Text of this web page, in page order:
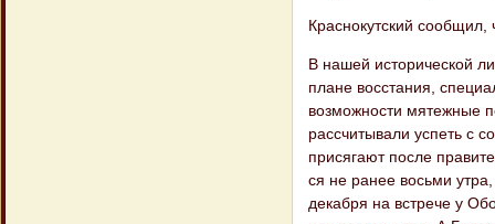
Краснокутский сообщил,
В нашей исторической
плане восста​ния,
возможности мятежные
рассчитывали успеть с
присягают после
ся не ранее восьми
декабря на встрече у